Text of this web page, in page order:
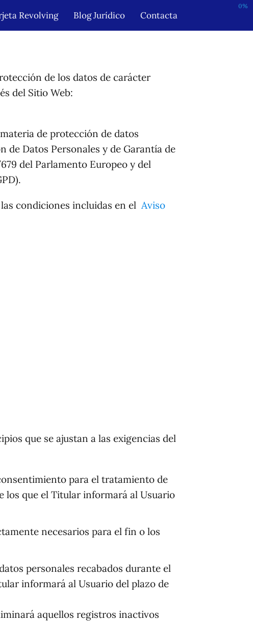
0%
Revolving Blog Jurídico Contacta
de los datos de carácter
del Sitio Web:
de protección de datos
de Datos Personales y de Garantía de
del Parlamento Europeo y del
condiciones incluidas en el Aviso
que se ajustan a las exigencias del
para el tratamiento de
los que el Titular informará al Usuario
necesarios para el fin o los
personales recabados durante el
informará al Usuario del plazo de
aquellos registros inactivos